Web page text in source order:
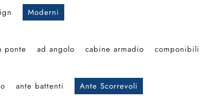
Moderni
ponte ad angolo cabine armadio componibili
ante battenti Ante Scorrevoli